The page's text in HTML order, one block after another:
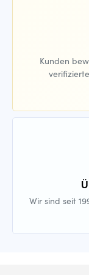
Kunden
Wir sind seit